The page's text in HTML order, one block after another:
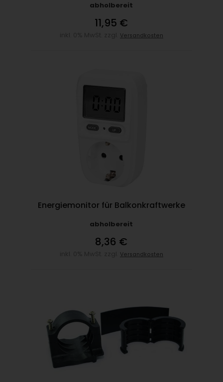
abholbereit
11,95 €
Versandkosten
Energiemonitor für Balkonkraftwerke
abholbereit
8,36 €
Versandkosten